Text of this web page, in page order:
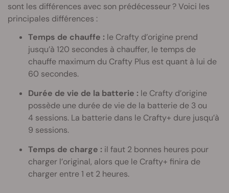
sont les différences avec son prédécesseur ? Voici les
principales différences :
Temps de chauffe : le Crafty d’origine prend
jusqu’à 120 secondes à chauffer, le temps de
chauffe maximum du Crafty Plus est quant à lui de
60 secondes.
Durée de vie de la batterie : le Crafty d’origine
possède une durée de vie de la batterie de 3 ou
4 sessions. La batterie dans le Crafty+ dure jusqu’à
9 sessions.
Temps de charge : il faut 2 bonnes heures pour
charger l’original, alors que le Crafty+ finira de
charger entre 1 et 2 heures.